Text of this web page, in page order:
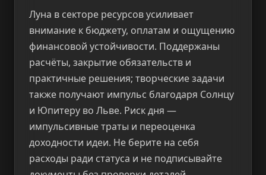
Луна в секторе ресурсов усиливает
внимание к бюджету, оплатам и ощущению
финансовой устойчивости. Поддержаны
расчёты, закрытие обязательств и
практичные решения; творческие задачи
также получают импульс благодаря Солнцу
и Юпитеру во Льве. Риск дня —
импульсивные траты и переоценка
доходности идеи. Не берите на себя
расходы ради статуса и не подписывайте